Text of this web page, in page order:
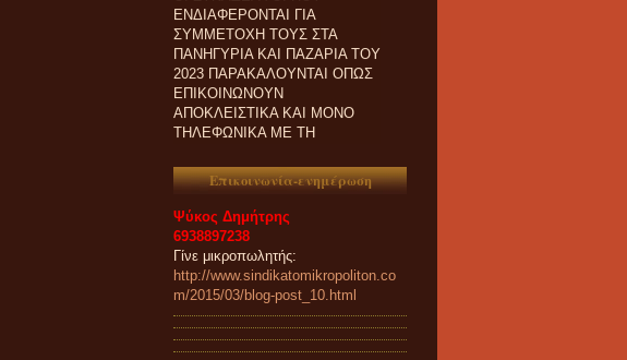
ΣΥΜΜΕΤΟΧΗ ΤΟΥΣ ΣΤΑ
ΠΑΝΗΓΥΡΙΑ ΚΑΙ ΠΑZΑΡΙΑ ΤΟΥ
2023 ΠΑΡΑΚΑΛΟΥΝΤΑΙ ΟΠΩΣ
ΕΠΙΚΟΙΝΩΝΟΥΝ
ΑΠΟΚΛΕΙΣΤΙΚΑ ΚΑΙ ΜΟΝΟ
ΤΗΛΕΦΩΝΙΚΑ ΜΕ ΤΗ
ΓΡΑΜΜΑΤΕΙΑ ΜΑΣ.
Επικοινωνία-ενημέρωση
Ψύκος Δημήτρης
6938897238
Γίνε μικροπωλητής:
http://www.sindikatomikropoliton.co
m/2015/03/blog-post_10.html